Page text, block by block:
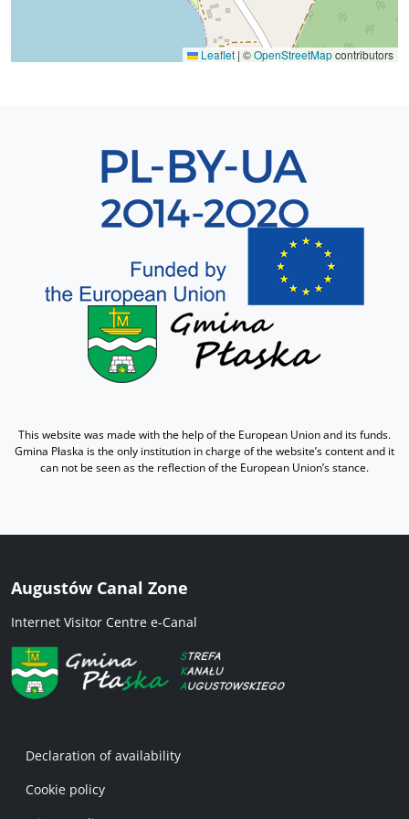
Leaflet | ©OpenStreetMapcontributors
This website was made with the help of the European Union and its funds.
Gmina Płaska is the only institution in charge of the website’s content and it
can not be seen as the reflection of the European Union’s stance.
Augustów Canal Zone
Internet Visitor Centre e-Canal
Menu w stopce 1 EN
Declaration of availability
Cookie policy